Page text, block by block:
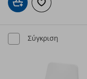
Προσθήκη στο καλάθι
Προσθήκη στα
Σύγκριση